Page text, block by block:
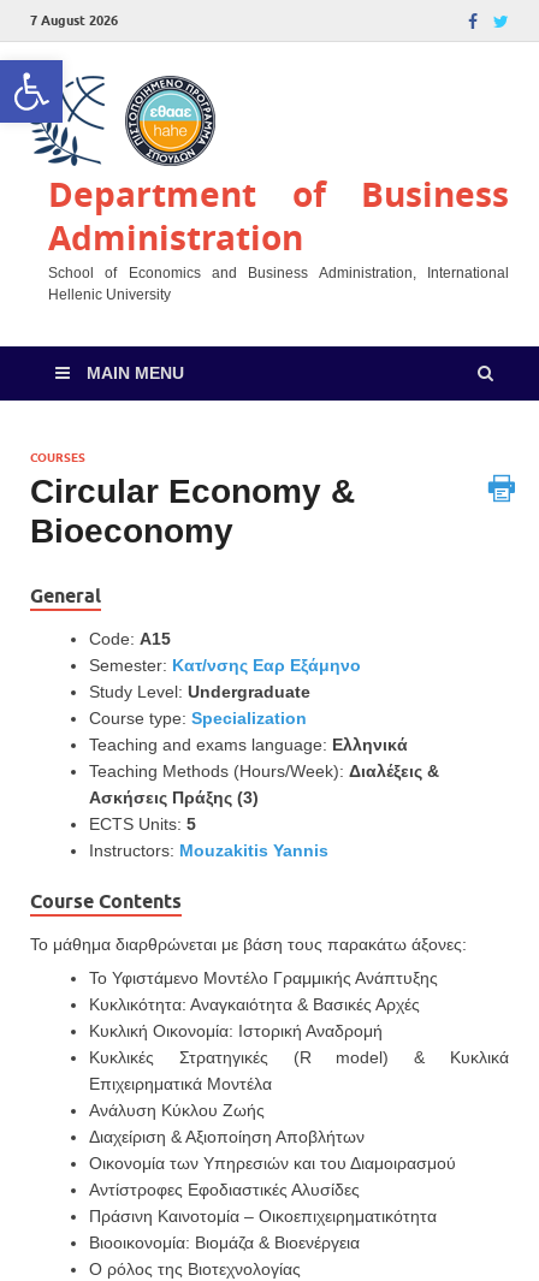
Open toolbar
7 August 2026
Department of Business
Administration
School of Economics and Business Administration, International
Hellenic University
MAIN MENU
COURSES
Circular Economy &
Bioeconomy
General
Code: Α15
Semester: Κατ/νσης Εαρ Εξάμηνο
Study Level: Undergraduate
Course type: Specialization
Teaching and exams language: Ελληνικά
Teaching Methods (Hours/Week): Διαλέξεις &
Ασκήσεις Πράξης (3)
ECTS Units: 5
Instructors: Mouzakitis Yannis
Course Contents
Το μάθημα διαρθρώνεται με βάση τους παρακάτω άξονες:
Το Υφιστάμενο Μοντέλο Γραμμικής Ανάπτυξης
Κυκλικότητα: Αναγκαιότητα & Βασικές Αρχές
Κυκλική Οικονομία: Ιστορική Αναδρομή
Κυκλικές Στρατηγικές (R model) & Κυκλικά
Επιχειρηματικά Μοντέλα
Ανάλυση Κύκλου Ζωής
Διαχείριση & Αξιοποίηση Αποβλήτων
Οικονομία των Υπηρεσιών και του Διαμοιρασμού
Αντίστροφες Εφοδιαστικές Αλυσίδες
Πράσινη Καινοτομία – Οικοεπιχειρηματικότητα
Βιοοικονομία: Βιομάζα & Βιοενέργεια
Ο ρόλος της Βιοτεχνολογίας